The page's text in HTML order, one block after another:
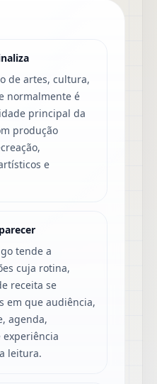
de artes, cultura,
normalmente é
principal da
produção
e
tende a
cuja rotina,
receita se
em que audiência,
agenda,
leitura.